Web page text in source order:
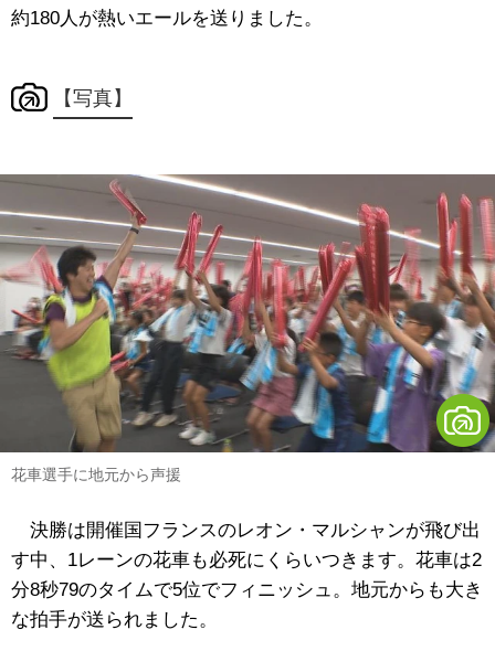
約180人が熱いエールを送りました。
【写真】
花車選手に地元から声援
決勝は開催国フランスのレオン・マルシャンが飛び出
す中、1レーンの花車も必死にくらいつきます。花車は2
分8秒79のタイムで5位でフィニッシュ。地元からも大き
な拍手が送られました。